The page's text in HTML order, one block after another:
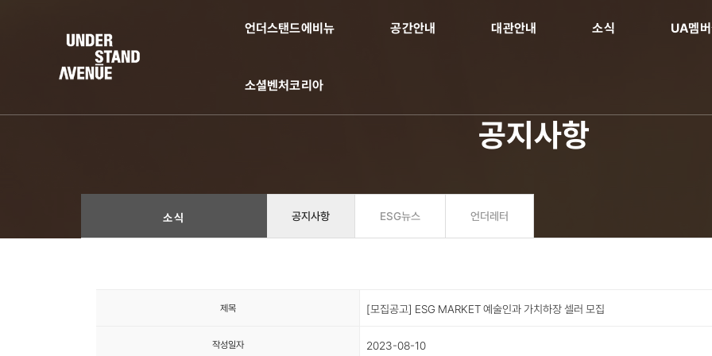
언더스탠드에비뉴 공간안내 대관안내 소식 UA멤
소셜벤처코리아
공지사항
소식 공지사항 ESG뉴스 언더레터
제목 [모집공고] ESG MARKET 예술인과 가치하장 셀러 모집
작성일자 2023-08-10